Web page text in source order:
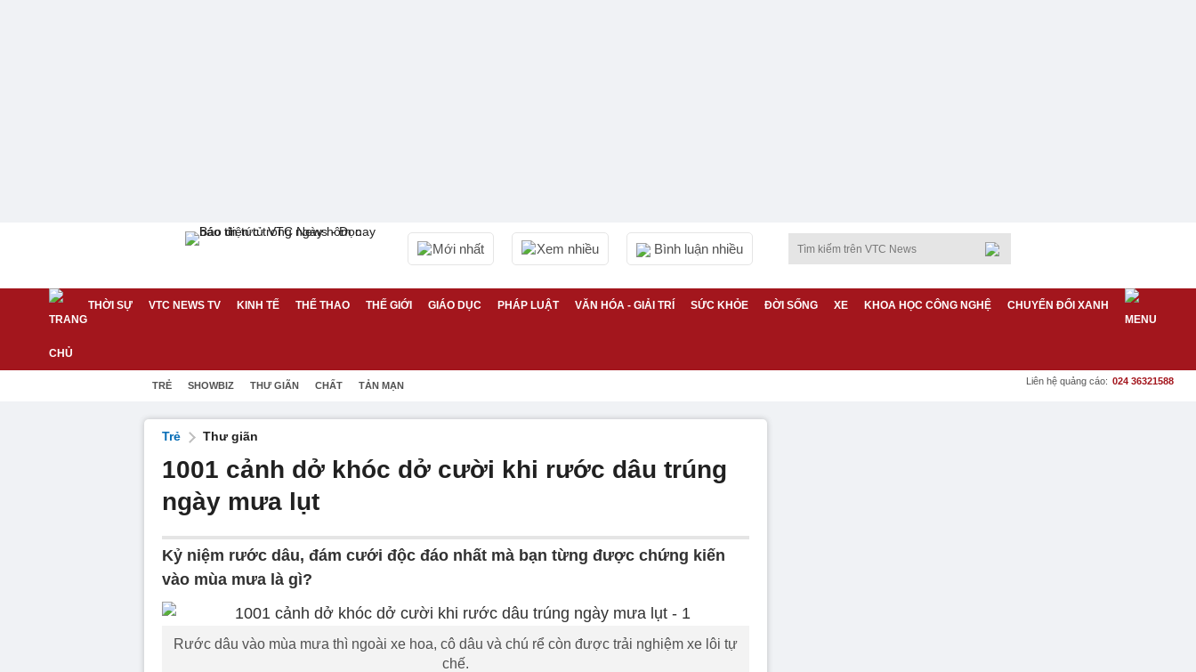
Mới nhất Xem nhiều Bình luận nhiều
THỜI SỰ VTC NEWS TV KINH TẾ THỂ THAO THẾ GIỚI GIÁO DỤC PHÁP LUẬT VĂN HÓA - GIẢI TRÍ SỨC KHỎE ĐỜI SỐNG XE KHOA HỌC CÔNG NGHỆ CHUYỂN ĐỔI XANH
TRẺ SHOWBIZ THƯ GIÃN CHẤT TẢN MẠN Liên hệ quảng cáo: 024 36321588
Trẻ Thư giãn
1001 cảnh dở khóc dở cười khi rước dâu trúng
ngày mưa lụt
Kỷ niệm rước dâu, đám cưới độc đáo nhất mà bạn từng được chứng kiến
vào mùa mưa là gì?
Rước dâu vào mùa mưa thì ngoài xe hoa, cô dâu và chú rể còn được trải nghiệm xe lôi tự
chế.